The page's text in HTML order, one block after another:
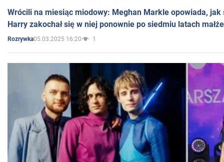
Wrócili na miesiąc miodowy: Meghan Markle opowiada, jak
Harry zakochał się w niej ponownie po siedmiu latach
Rozrywka05.03.2025 16:20 1